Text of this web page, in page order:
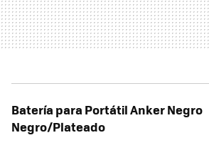
Batería para Portátil Anker Negro
Negro/Plateado